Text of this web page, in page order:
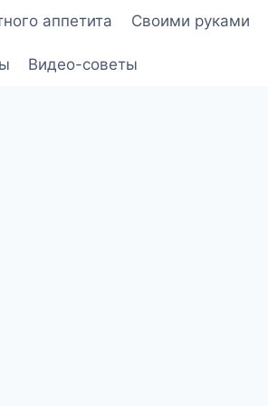
аппетита Своими руками
Видео-советы